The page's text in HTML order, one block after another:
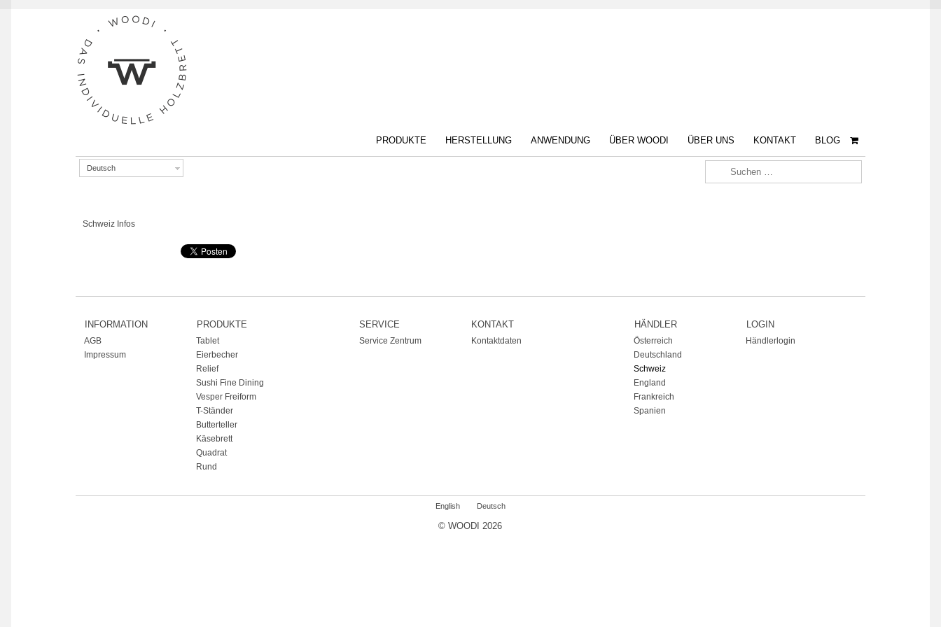
Skip to navigation
Skip to content
PRODUKTE HERSTELLUNG ANWENDUNG ÜBER WOODI ÜBER UNS KONTAKT BLOG
Deutsch Suche nach:
Schweiz Infos
INFORMATION
AGB
Impressum
PRODUKTE
Tablet
Eierbecher
Relief
Sushi Fine Dining
Vesper Freiform
T-Ständer
Butterteller
Käsebrett
Quadrat
Rund
SERVICE
Service Zentrum
KONTAKT
Kontaktdaten
HÄNDLER
Österreich
Deutschland
Schweiz
England
Frankreich
Spanien
LOGIN
Händlerlogin
English Deutsch
© WOODI 2026